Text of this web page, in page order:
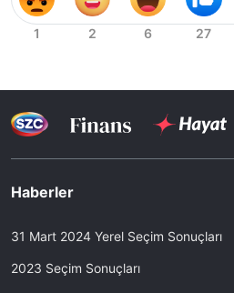
Haberler
31 Mart 2024 Yerel Seçim Sonuçları
2023 Seçim Sonuçları